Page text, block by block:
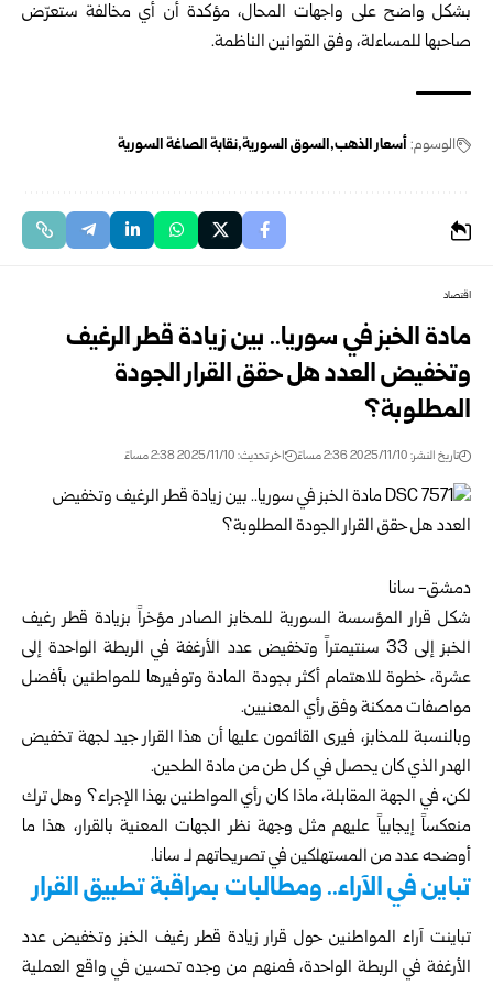
بشكل واضح على واجهات المحال، مؤكدة أن أي مخالفة ستعرّض
صاحبها للمساءلة، وفق القوانين الناظمة.
الوسوم: أسعار الذهب السوق السورية نقابة الصاغة السورية
اقتصاد
مادة الخبز في سوريا.. بين زيادة قطر الرغيف
وتخفيض العدد هل حقق القرار الجودة
المطلوبة؟
تاريخ النشر: 2025/11/10 2:36 مساءً اخر تحديث: 2025/11/10 2:38 مساءً
دمشق- سانا
شكل قرار المؤسسة السورية للمخابز الصادر مؤخراً بزيادة قطر رغيف
الخبز إلى 33 سنتيمتراً وتخفيض عدد الأرغفة في الربطة الواحدة إلى
عشرة، خطوة للاهتمام أكثر بجودة المادة وتوفيرها للمواطنين بأفضل
مواصفات ممكنة وفق رأي المعنيين.
وبالنسبة للمخابز، فيرى القائمون عليها أن هذا القرار جيد لجهة تخفيض
الهدر الذي كان يحصل في كل طن من مادة الطحين.
لكن، في الجهة المقابلة، ماذا كان رأي المواطنين بهذا الإجراء؟ وهل ترك
منعكساً إيجابياً عليهم مثل وجهة نظر الجهات المعنية بالقرار، هذا ما
أوضحه عدد من المستهلكين في تصريحاتهم لـ سانا.
تباين في الآراء.. ومطالبات بمراقبة تطبيق القرار
تباينت آراء المواطنين حول قرار زيادة قطر رغيف الخبز وتخفيض عدد
الأرغفة في الربطة الواحدة، فمنهم من وجده تحسين في واقع العملية